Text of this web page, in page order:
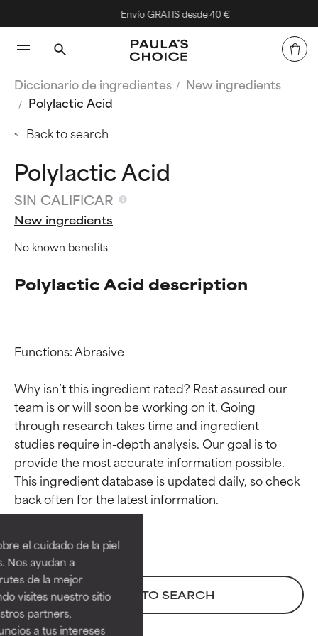
el cuidado de la piel
Nos ayudan a
de la mejor
visites nuestro sitio
partners,
a tus intereses
Envío GRATIS desde 40 €
Diccionario de ingredientes
New ingredients
Polylactic Acid
Back to search
Polylactic Acid
SIN CALIFICAR
New ingredients
No known benefits
Polylactic Acid description
Functions: Abrasive
Why isn’t this ingredient rated? Rest assured our
team is or will soon be working on it. Going
through research takes time and ingredient
studies require in-depth analysis. Our goal is to
provide the most accurate information possible.
This ingredient database is updated daily, so check
BACK TO SEARCH
Calificaciones de
ingredientes
EXCELENTE
Ingrediente sobresaliente con
beneficios reales para la piel. Su
Calificaciones de
ingredientes
EXCELENTE
Ingrediente sobresaliente con
beneficios reales para la piel. Su